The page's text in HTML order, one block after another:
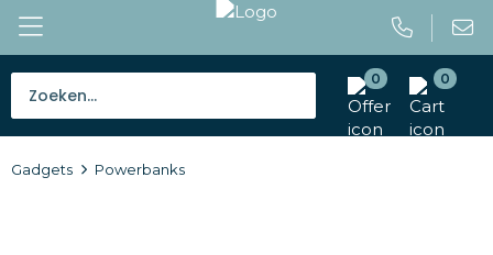
0 0
Tassen
Gadgets Powerbanks